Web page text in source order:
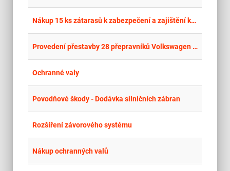
Nákup 15 ks zátarasů k zabezpečení a zajištění kontrolních bodů při bojové a mobilizační pohotovosti
Provedení přestavby 28 přepravníků Volkswagen Crafter II
Ochranné valy
Povodňové škody - Dodávka silničních zábran
Rozšíření závorového systému
Nákup ochranných valů